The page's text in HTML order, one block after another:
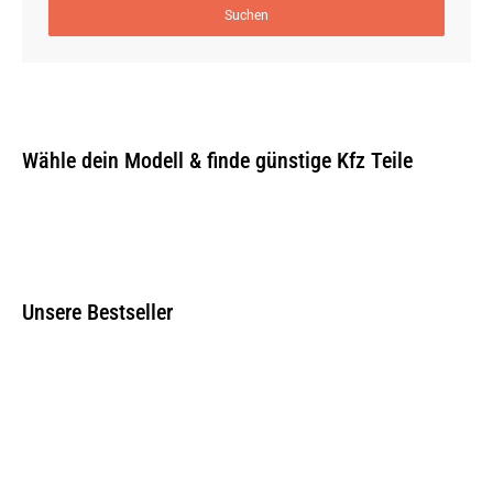
Suchen
Wähle dein Modell & finde günstige Kfz Teile
Unsere Bestseller